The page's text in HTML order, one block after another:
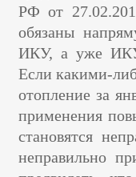
РФ от
обязаны
ИКУ, а уже ИКУ
Если какими-
отопление за
применения
становятся
неправильно